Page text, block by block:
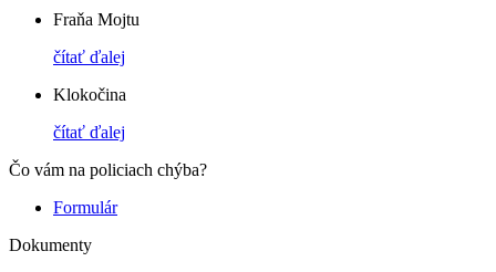
Fraňa Mojtu
čítať ďalej
Klokočina
čítať ďalej
Čo vám na policiach chýba?
Formulár
Dokumenty